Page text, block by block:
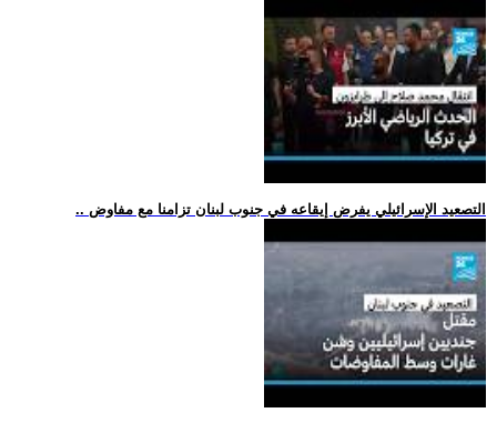
.. التصعيد الإسرائيلي يفرض إيقاعه في جنوب لبنان تزامنا مع مفاوض